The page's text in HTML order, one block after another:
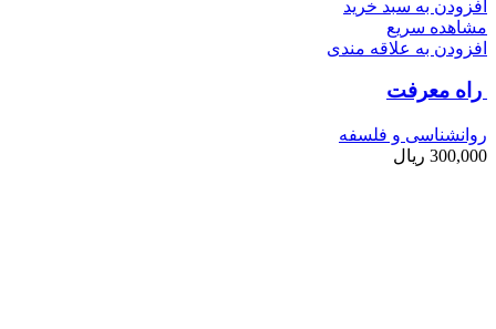
افزودن به سبد خرید
مشاهده سریع
افزودن به علاقه مندی
راه معرفت
روانشناسی و فلسفه
300,000 ریال